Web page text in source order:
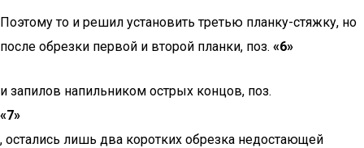
Поэтому то и решил установить третью планку-стяжку, но
после обрезки первой и второй планки, поз. «6»
и запилов напильником острых концов, поз.
«7»
, остались лишь два коротких обрезка недостающей